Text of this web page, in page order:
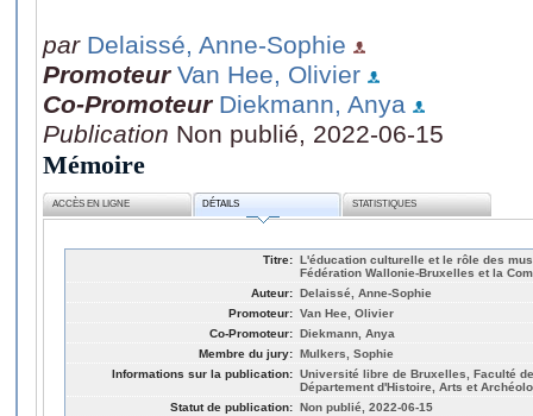
par Delaissé, Anne-Sophie
Promoteur Van Hee, Olivier
Co-Promoteur Diekmann, Anya
Publication Non publié, 2022-06-15
Mémoire
ACCÈS EN LIGNE DÉTAILS STATISTIQUES
Titre: L'éducation culturelle et le rôle des
Fédération Wallonie-Bruxelles et la
Auteur: Delaissé, Anne-Sophie
Promoteur: Van Hee, Olivier
Co-Promoteur: Diekmann, Anya
Membre du jury: Mulkers, Sophie
Informations sur la publication: Université libre de Bruxelles, Faculté
Département d'Histoire, Arts et
Statut de publication: Non publié, 2022-06-15